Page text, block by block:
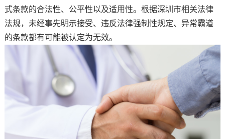
式条款的合法性、公平性以及适用性。根据深圳市相关法律
法规，未经事先明示接受、违反法律强制性规定、异常霸道
的条款都有可能被认定为无效。